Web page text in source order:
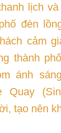
lịch
đèn
cảm
thành
ánh
Quay
tạo nên